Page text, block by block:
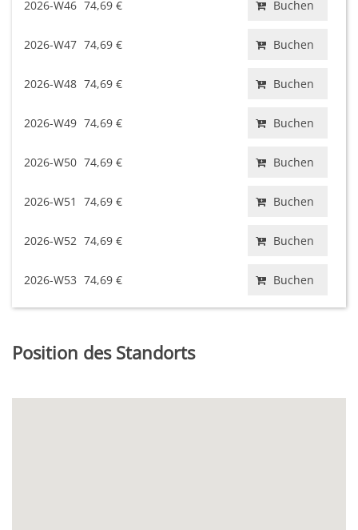
2026-W46 74,69 € Buchen
2026-W47 74,69 € Buchen
2026-W48 74,69 € Buchen
2026-W49 74,69 € Buchen
2026-W50 74,69 € Buchen
2026-W51 74,69 € Buchen
2026-W52 74,69 € Buchen
2026-W53 74,69 € Buchen
Position des Standorts